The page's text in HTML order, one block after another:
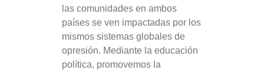
las comunidades en ambos
países se ven impactadas por los
mismos sistemas globales de
opresión. Mediante la educación
política, promovemos la